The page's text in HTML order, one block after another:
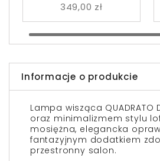
349,00 zł
Informacje o produkcie
Lampa wisząca
oraz minimalizmem stylu
mosiężna, elegancka
fantazyjnym dodatkiem
przestronny salon.